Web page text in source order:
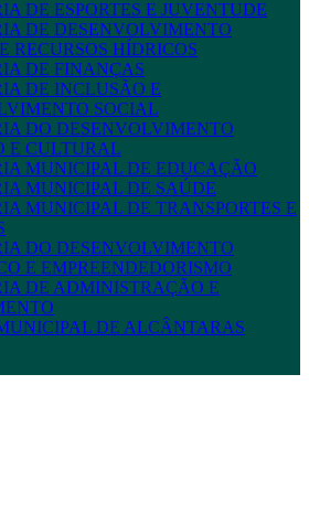
DE ESPORTES E JUVENTUDE
DE DESENVOLVIMENTO
RECURSOS HÍDRICOS
DE FINANÇAS
DE INCLUSÃO E
SOCIAL
DO DESENVOLVIMENTO
E CULTURAL
MUNICIPAL DE EDUCAÇÃO
MUNICIPAL DE SAÚDE
MUNICIPAL DE TRANSPORTES E
DO DESENVOLVIMENTO
E EMPREENDEDORISMO
DE ADMINISTRAÇÃO E
DE ALCÂNTARAS